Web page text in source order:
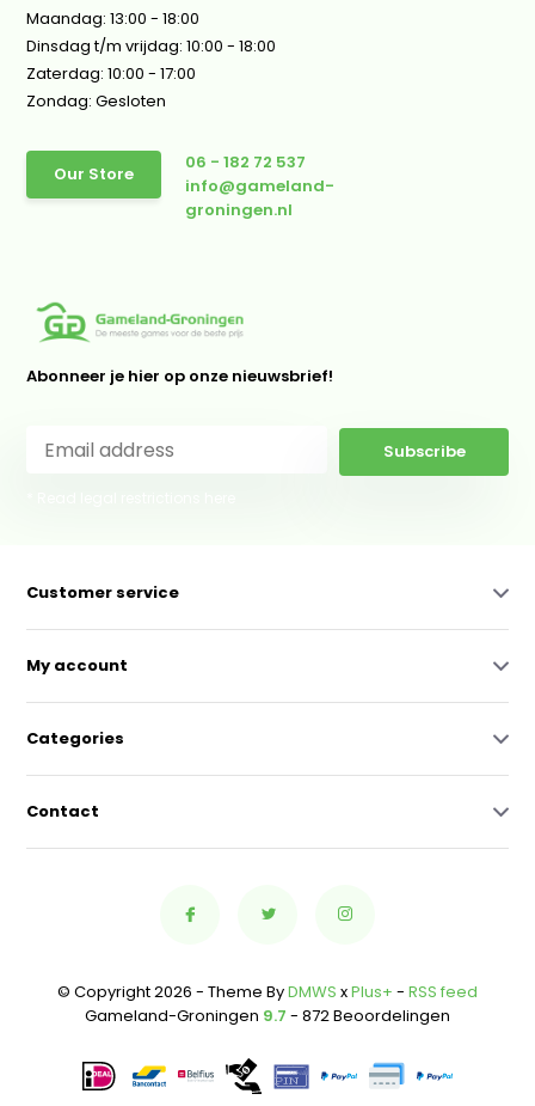
Maandag: 13:00 - 18:00
Dinsdag t/m vrijdag: 10:00 - 18:00
Zaterdag: 10:00 - 17:00
Zondag: Gesloten
Our Store
06 - 182 72 537
info@gameland-
groningen.nl
Abonneer je hier op onze nieuwsbrief!
Subscribe
Customer service
My account
Categories
Contact
© Copyright 2026 - Theme ByDMWS xPlus+ - RSS feed
Gameland-Groningen 9.7 - 872 Beoordelingen